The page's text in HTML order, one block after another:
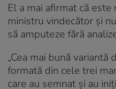
El a mai afirmat că
ministru vindecător şi
să amputeze fără
„Cea mai bună variantă
formată din cele trei
care au semnat şi au